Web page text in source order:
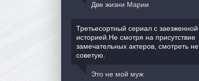
Две жизни Марии
Третьесортный сериал с заезженной
историей.Не смотря на присутствие
замечательных актеров, смотреть не
советую.
Это не мой муж